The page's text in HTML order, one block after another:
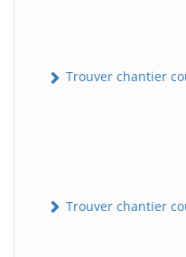
Trouver chantier
Trouver chantier